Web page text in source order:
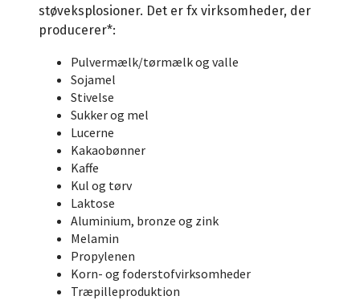
støveksplosioner. Det er fx virksomheder, der
producerer*:
Pulvermælk/tørmælk og valle
Sojamel
Stivelse
Sukker og mel
Lucerne
Kakaobønner
Kaffe
Kul og tørv
Laktose
Aluminium, bronze og zink
Melamin
Propylenen
Korn- og foderstofvirksomheder
Træpilleproduktion